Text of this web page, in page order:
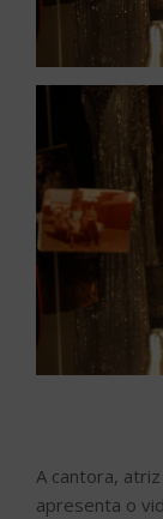
A cantora,
apresenta o